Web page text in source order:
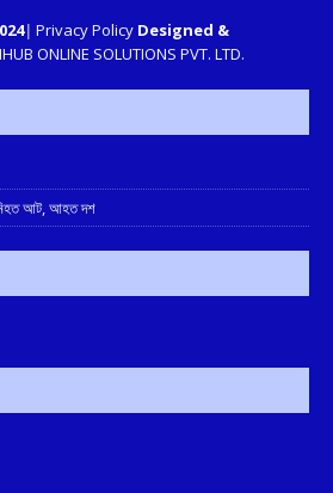
| Privacy Policy Designed &
ONLINE SOLUTIONS PVT. LTD.
নিহত আট, আহত দশ